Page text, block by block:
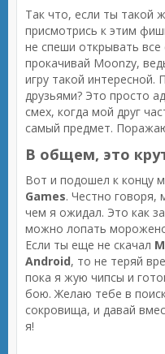
Так что, если ты такой
присмотрись к этим
не спеши открывать
прокачивай Moonzy,
игру такой интересной.
друзьями? Это просто
смех, когда мой друг
самый предмет.
В общем, это
Вот и подошел к концу
Games. Честно говоря,
чем я ожидал. Это как
можно лопать
Если ты еще не скачал
Android, то не теряй
пока я жую чипсы и
бою. Желаю тебе в
сокровища, и давай
я!